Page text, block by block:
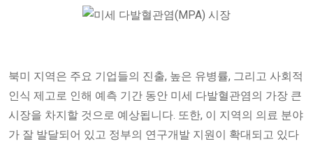
북미 지역은 주요 기업들의 진출, 높은 유병률, 그리고 사회적
인식 제고로 인해 예측 기간 동안 미세 다발혈관염의 가장 큰
시장을 차지할 것으로 예상됩니다. 또한, 이 지역의 의료 분야
가 잘 발달되어 있고 정부의 연구개발 지원이 확대되고 있다